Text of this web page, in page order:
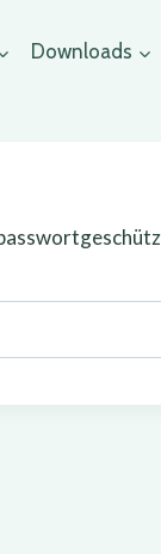
Downloads